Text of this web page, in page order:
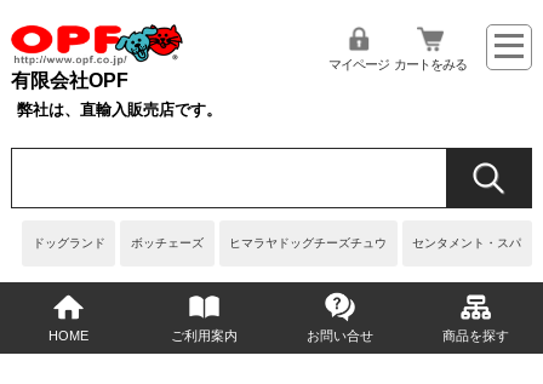
有限会社OPF
弊社は、直輸入販売店です。
ドッグランド ボッチェーズ ヒマラヤドッグチーズチュウ センタメント・スパ
マイページ カートをみる
HOME ご利用案内 お問い合せ 商品を探す